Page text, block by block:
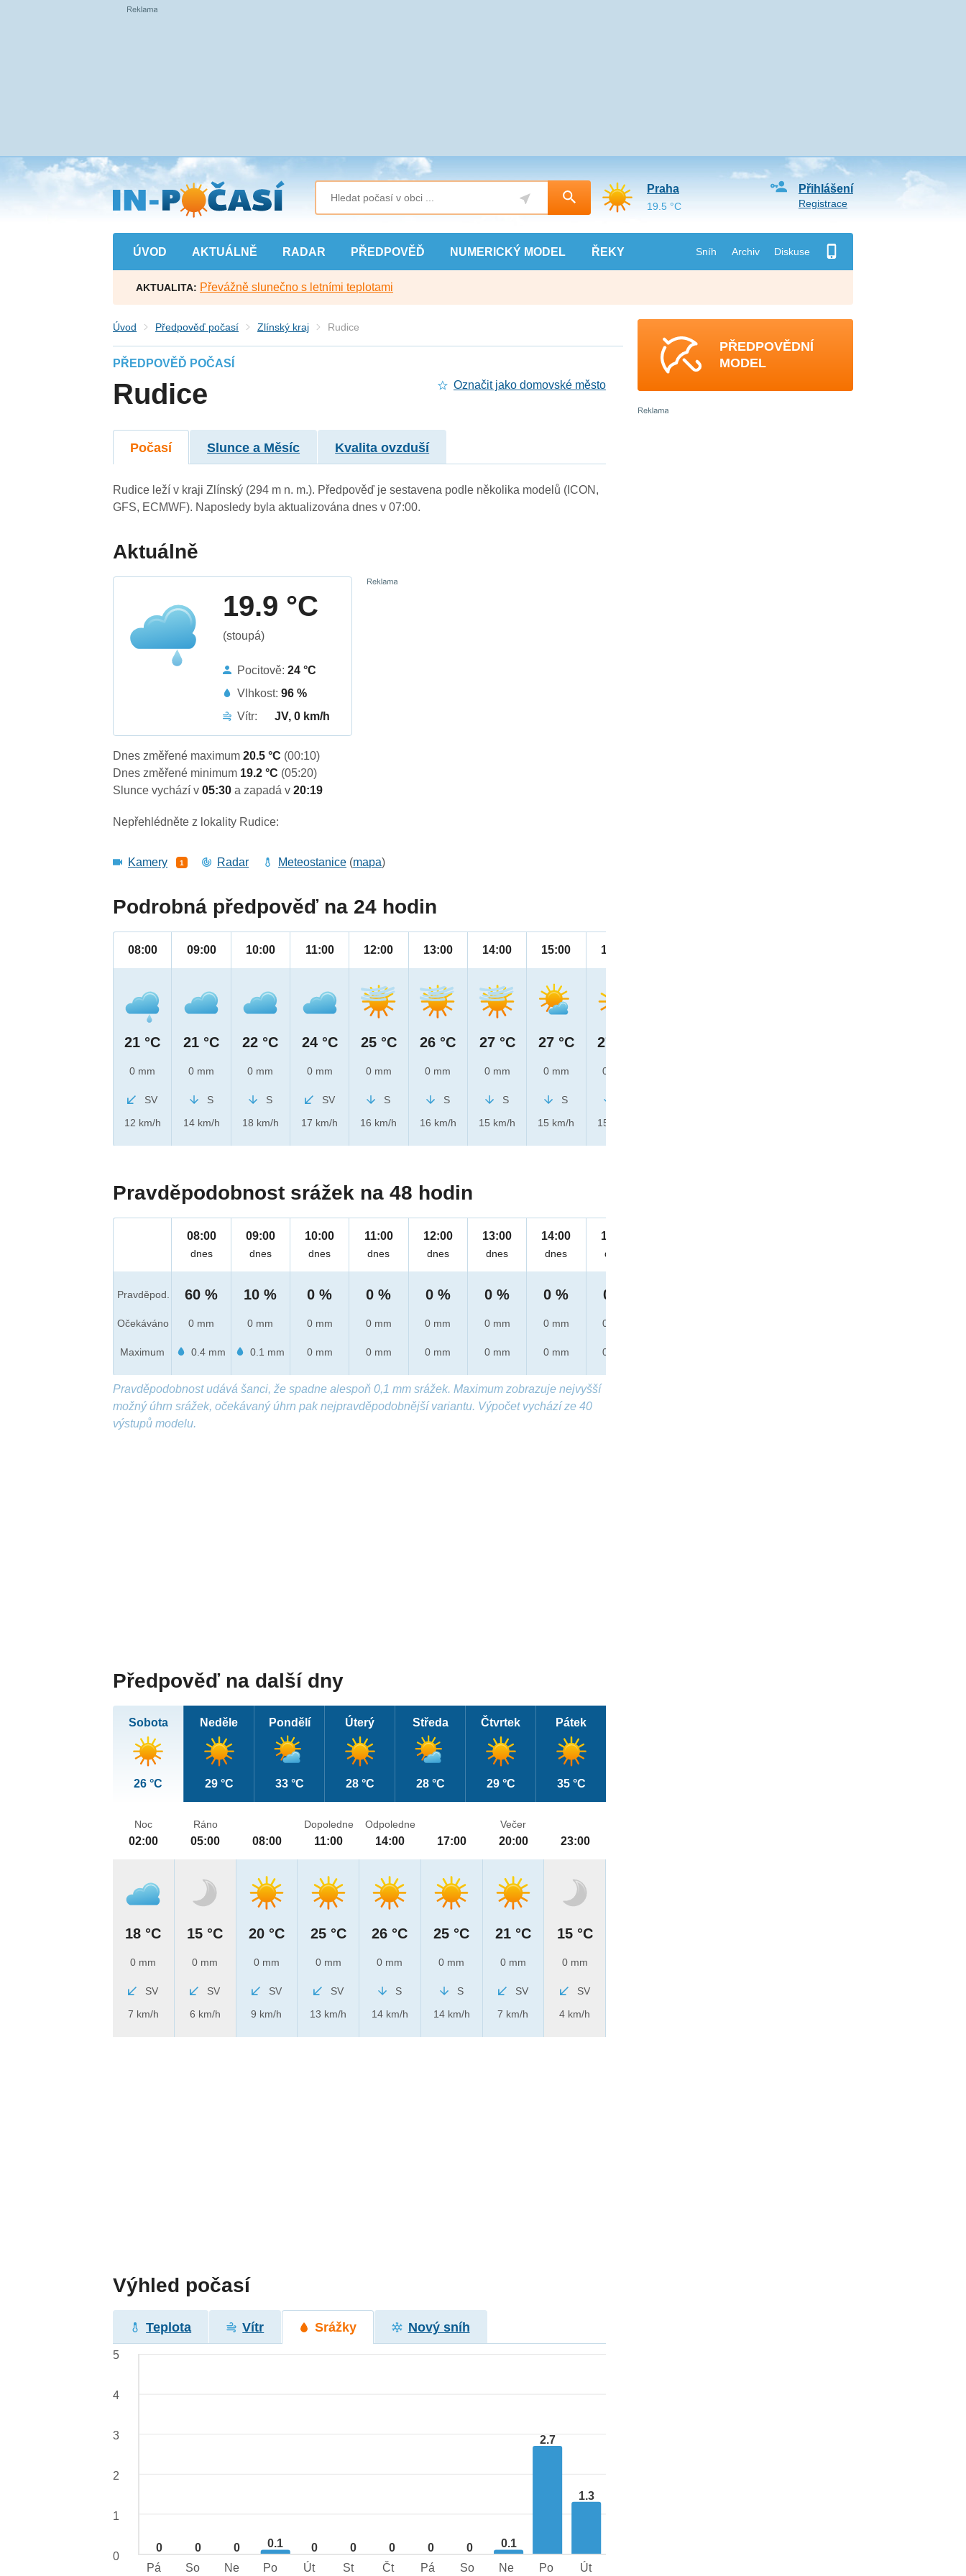
Přejít
na
hlavní
obsah
ÚVOD AKTUÁLNĚ RADAR PŘEDPOVĚĎ NUMERICKÝ MODEL ŘEKY Sníh Archiv Diskuse
Přihlášení
Registrace
Praha
19.5 °C
AKTUALITA: Převážně slunečno s letními teplotami
Úvod Předpověď počasí Zlínský kraj Rudice
PŘEDPOVĚĎ POČASÍ
Rudice Označit jako domovské město
Počasí Slunce a Měsíc Kvalita ovzduší
Rudice leží v kraji Zlínský (294 m n. m.). Předpověď je sestavena podle několika modelů (ICON,
GFS, ECMWF). Naposledy byla aktualizována dnes v 07:00.
Aktuálně
19.9 °C
(stoupá)
Pocitově:24 °C
Vlhkost:96 %
Vítr:
JV, 0 km/h
Dnes změřené maximum20.5 °C (00:10)
Dnes změřené minimum 19.2 °C (05:20)
Slunce vychází v05:30a zapadá v20:19
Nepřehlédněte z lokality Rudice:
Kamery 1 Radar Meteostanice (mapa)
Podrobná předpověď na 24 hodin
08:00
21 °C
0 mm
SV
12 km/h
09:00
21 °C
0 mm
S
14 km/h
10:00
22 °C
0 mm
S
18 km/h
11:00
24 °C
0 mm
SV
17 km/h
12:00
25 °C
0 mm
S
16 km/h
13:00
26 °C
0 mm
S
16 km/h
14:00
27 °C
0 mm
S
15 km/h
15:00
27 °C
0 mm
S
15 km/h
16:00
27 °C
0 mm
15 km/h
Pravděpodobnost srážek na 48 hodin
Pravděpod.
Očekáváno
Maximum
08:00
dnes
60 %
0 mm
0.4 mm
09:00
dnes
10 %
0 mm
0.1 mm
10:00
dnes
0 %
0 mm
0 mm
11:00
dnes
0 %
0 mm
0 mm
12:00
dnes
0 %
0 mm
0 mm
13:00
dnes
0 %
0 mm
0 mm
14:00
dnes
0 %
0 mm
0 mm
15:00
dnes
0 %
0 mm
0 mm
Pravděpodobnost udává šanci, že spadne alespoň 0,1 mm srážek. Maximum zobrazuje nejvyšší
možný úhrn srážek, očekávaný úhrn pak nejpravděpodobnější variantu. Výpočet vychází ze 40
výstupů modelu.
Předpověď na další dny
Sobota
26 °C
Neděle
29 °C
Pondělí
33 °C
Úterý
28 °C
Středa
28 °C
Čtvrtek
29 °C
Pátek
35 °C
Noc
02:00
18 °C
0 mm
SV
7 km/h
Ráno
05:00
15 °C
0 mm
SV
6 km/h
08:00
20 °C
0 mm
SV
9 km/h
Dopoledne
11:00
25 °C
0 mm
SV
13 km/h
Odpoledne
14:00
26 °C
0 mm
S
14 km/h
17:00
25 °C
0 mm
S
14 km/h
Večer
20:00
21 °C
0 mm
SV
7 km/h
23:00
15 °C
0 mm
SV
4 km/h
Výhled počasí
Teplota Vítr Srážky Nový sníh
0 0 0 0.1 0 0 0 0 0 0.1
2.7
1.3
5
4
3
2
1
0
Pá
So Ne Po Út St Čt Pá So Ne Po Út
PŘEDPOVĚDNÍ
MODEL